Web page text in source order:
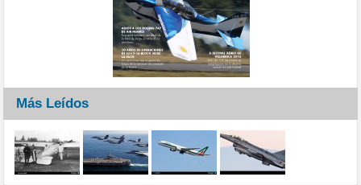
Más Leídos